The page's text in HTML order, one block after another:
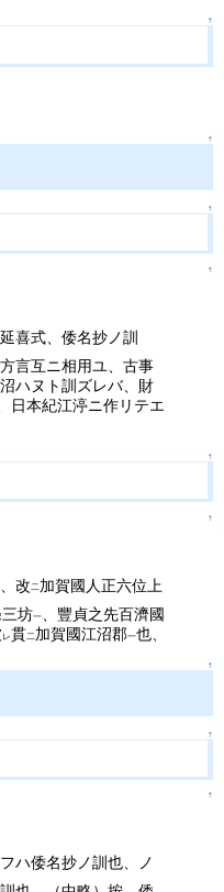
↑
↑
↑
↑
喜式、倭名抄ノ訓
言互ニ相用ユ、古事
ハヌト訓ズレバ、財
日本紀江渟ニ作リテエ
↑
↑
改二加賀國人正六位上
坊一
、豐貞之先百濟國
レ貫二 加賀國江沼郡一也、
↑
↑
↑
ハ倭名抄ノ訓也、ノ